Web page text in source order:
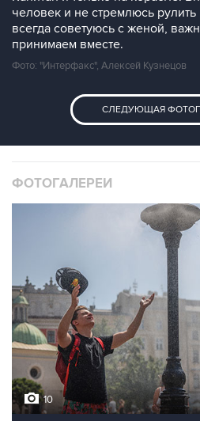
человек и не стремлюсь
всегда советуюсь с женой,
принимаем вместе.
Фото: "Интерфакс", Алексей Кузнецов
СЛЕДУЮЩАЯ
ФОТОГАЛЕРЕИ
10